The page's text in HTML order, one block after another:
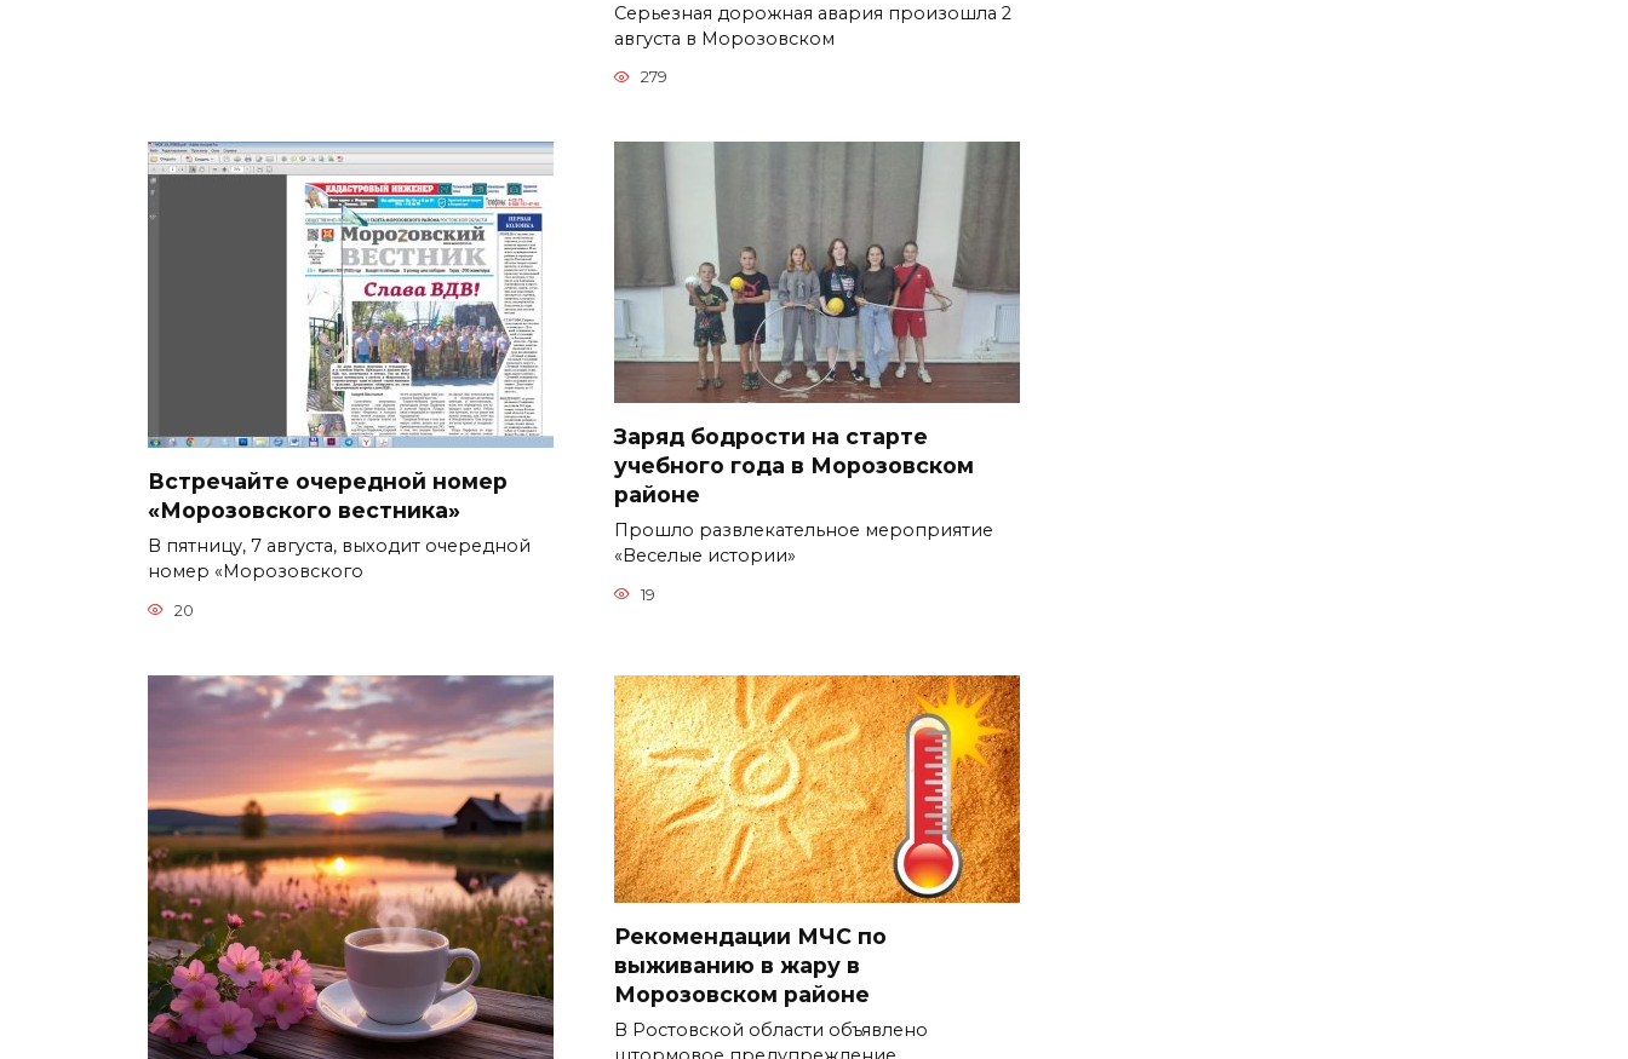
Серьезная дорожная авария произошла 2
августа в Морозовском
279
Встречайте очередной номер
«Морозовского вестника»
В пятницу, 7 августа, выходит очередной
номер «Морозовского
20
Заряд бодрости на старте
учебного года в Морозовском
районе
Прошло развлекательное мероприятие
«Веселые истории»
19
Рекомендации МЧС по
выживанию в жару в
Морозовском районе
В Ростовской области объявлено